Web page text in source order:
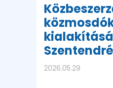
2026.05.29